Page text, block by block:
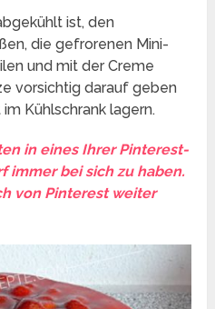
ist, den
die gefrorenen Mini-
und mit der Creme
vorsichtig darauf geben
Kühlschrank lagern.
in eines Ihrer Pinterest-
immer bei sich zu haben.
von Pinterest weiter